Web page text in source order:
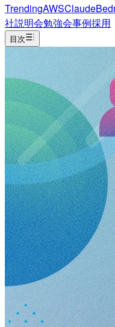
TrendingAWSClaude
社説明会勉強会事例採用
目次